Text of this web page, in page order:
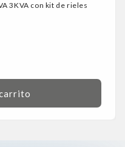
3KVA con kit de rieles